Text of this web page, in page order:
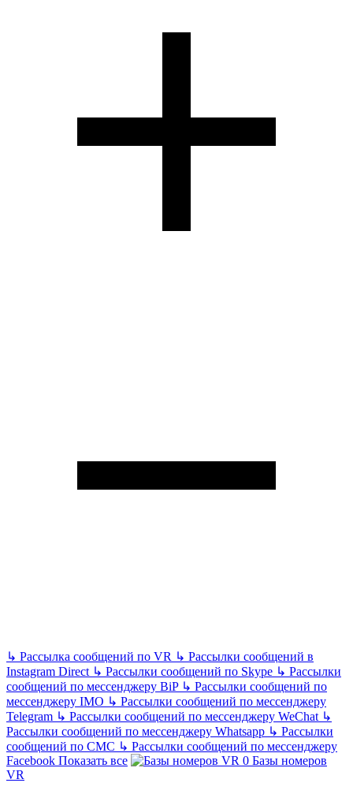
↳ Рассылка сообщений по VR ↳ Рассылки сообщений в
Instagram Direct ↳ Рассылки сообщений по Skype ↳ Рассылки
сообщений по мессенджеру BiP ↳ Рассылки сообщений по
мессенджеру IMO ↳ Рассылки сообщений по мессенджеру
Telegram ↳ Рассылки сообщений по мессенджеру WeChat ↳
Рассылки сообщений по мессенджеру Whatsapp ↳ Рассылки
сообщений по СМС ↳ Рассылки сообщений по мессенджеру
Facebook Показать все
Базы номеров
VR